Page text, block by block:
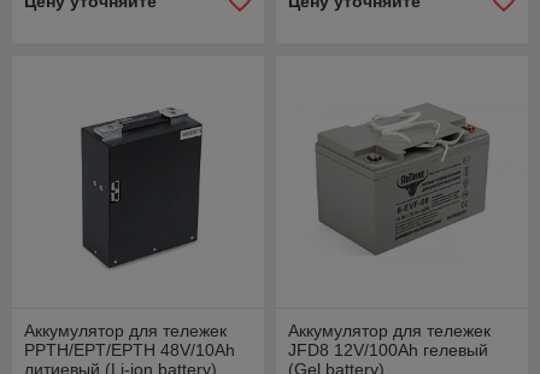
Аккумулятор для тележек
PPTH/EPT/EPTH 48V/10Ah
литиевый (Li-ion battery)
Аккумулятор для тележек
JFD8 12V/100Ah гелевый
(Gel battery)